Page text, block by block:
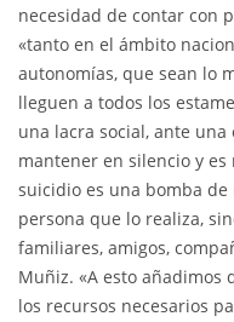
necesidad de contar con
«tanto en el ámbito
autonomías, que sean lo
lleguen a todos los
una lacra social, ante
mantener en silencio y es
suicidio es una bomba de
persona que lo realiza,
familiares, amigos,
Muñiz. «A esto añadimos
los recursos necesarios